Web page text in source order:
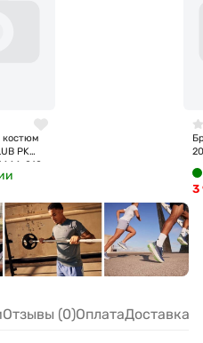
костюм
PK
010
3
Отзывы (0)ОплатаДоставка